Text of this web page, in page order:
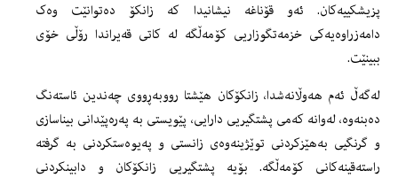
پزیشکییەکان. ئەو قۆناغە نیشانیدا کە زانکۆ دەتوانێت وەک
دامەزراوەیەکی خزمەتگوزاریی کۆمەڵگە لە کاتی قەیراندا رۆڵی خۆی
ببینێت.
لەگەڵ ئەم هەوڵانەشدا، زانکۆکان هێشتا رووبەڕووی چەندین ئاستەنگ
دەبنەوە، لەوانە کەمی پشتگیریی دارایی، پێویستی بە پەرەپێدانی بیناسازی
و گرنگیی بەهێزکردنی توێژینەوەی زانستی و پەیوەستکردنی بە گرفتە
راستەقینەکانی کۆمەڵگە. بۆیە پشتگیریی زانکۆکان و دابینکردنی